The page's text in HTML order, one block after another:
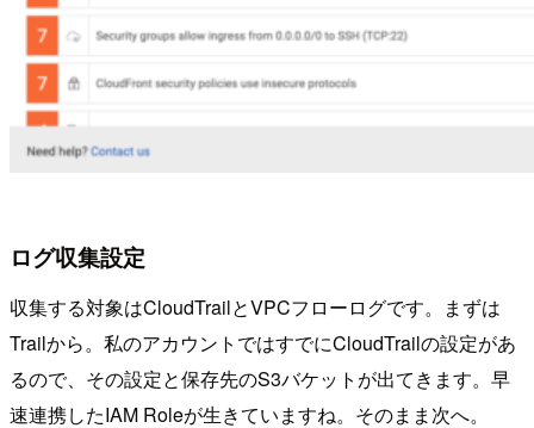
ログ収集設定
収集する対象はCloudTrailとVPCフローログです。まずは
Trailから。私のアカウントではすでにCloudTrailの設定があ
るので、その設定と保存先のS3バケットが出てきます。早
速連携したIAM Roleが生きていますね。そのまま次へ。